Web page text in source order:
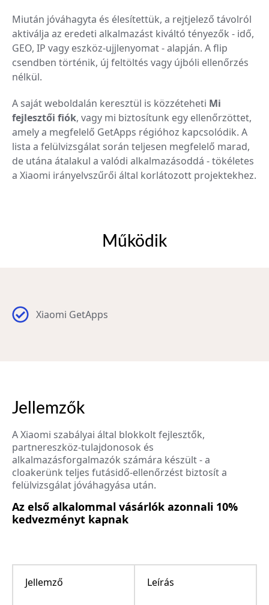
Miután jóváhagyta és élesítettük, a rejtjelező távolról
aktiválja az eredeti alkalmazást kiváltó tényezők - idő,
GEO, IP vagy eszköz-ujjlenyomat - alapján. A flip
csendben történik, új feltöltés vagy újbóli ellenőrzés
nélkül.
A saját weboldalán keresztül is közzéteheti Mi
fejlesztői fiók, vagy mi biztosítunk egy ellenőrzöttet,
amely a megfelelő GetApps régióhoz kapcsolódik. A
lista a felülvizsgálat során teljesen megfelelő marad,
de utána átalakul a valódi alkalmazásoddá - tökéletes
a Xiaomi irányelvszűrői által korlátozott projektekhez.
Működik
Xiaomi GetApps
Jellemzők
A Xiaomi szabályai által blokkolt fejlesztők,
partnereszköz-tulajdonosok és
alkalmazásforgalmazók számára készült - a
cloakerünk teljes futásidő-ellenőrzést biztosít a
felülvizsgálat jóváhagyása után.
Az első alkalommal vásárlók azonnali 10%
kedvezményt kapnak
Jellemző Leírás